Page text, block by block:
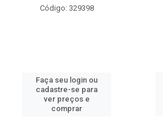
Código: 329398
Faça seu login ou
cadastre-se para
ver preços e
comprar